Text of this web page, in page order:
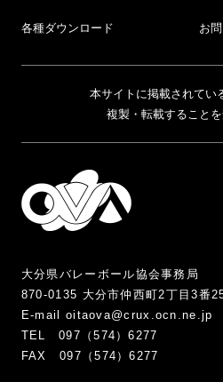
各種ダウンロード お
本サイトに掲載されてい
複製・転載することを
大分県バレーボール協会事務局
870-0135 大分市仲西町2丁目3番
E-mail oitaova@crux.ocn.ne.jp
TEL 097（574）6277
FAX 097（574）6277